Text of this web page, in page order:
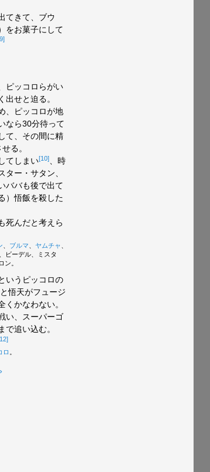
てきて、ブウ
をお菓子にして
ピッコロらがい
せと迫る。
、ピッコロが地
なら30分待って
て、その間に精
る。
てしまい[10]
、時
ー・サタン、
ババも後で出て
）悟飯を殺した
死んだと考えら
ブルマ ヤムチャ
ビーデル、ミスタ
ン。
いうピッコロの
悟天がフュージ
かなわない。
い、スーパーゴ
追い込む。
ロ